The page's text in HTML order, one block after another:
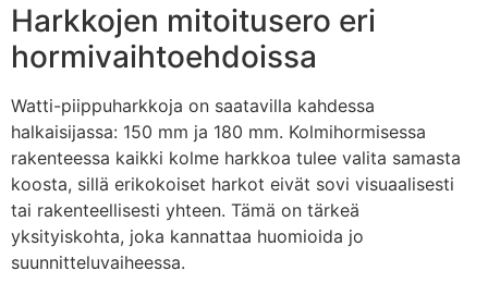
Harkkojen mitoitusero eri
hormivaihtoehdoissa
Watti-piippuharkkoja on saatavilla kahdessa
halkaisijassa: 150 mm ja 180 mm. Kolmihormisessa
rakenteessa kaikki kolme harkkoa tulee valita samasta
koosta, sillä erikokoiset harkot eivät sovi visuaalisesti
tai rakenteellisesti yhteen. Tämä on tärkeä
yksityiskohta, joka kannattaa huomioida jo
suunnitteluvaiheessa.